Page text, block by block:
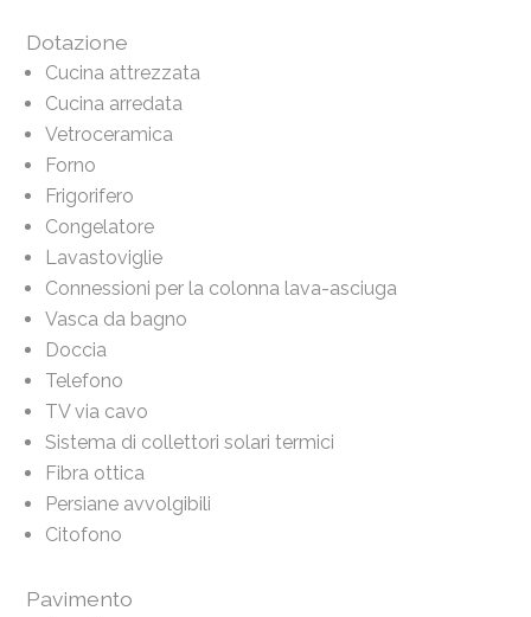
Dotazione
Cucina attrezzata
Cucina arredata
Vetroceramica
Forno
Frigorifero
Congelatore
Lavastoviglie
Connessioni per la colonna lava-asciuga
Vasca da bagno
Doccia
Telefono
TV via cavo
Sistema di collettori solari termici
Fibra ottica
Persiane avvolgibili
Citofono
Pavimento